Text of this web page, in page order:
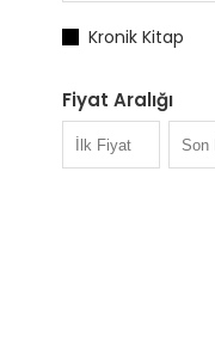
Ahmet Yurttakal
Akın Üner
Kronik Kitap
Fiyat Aralığı